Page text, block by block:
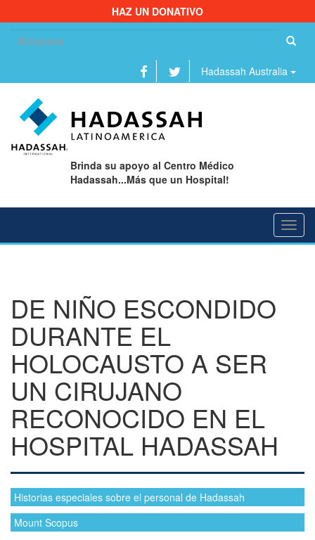
HAZ UN DONATIVO
Hadassah Australia
Brinda su apoyo al Centro Médico
Hadassah...Más que un Hospital!
DE NIÑO ESCONDIDO
DURANTE EL
HOLOCAUSTO A SER
UN CIRUJANO
RECONOCIDO EN EL
HOSPITAL HADASSAH
Historias especiales sobre el personal de Hadassah
Mount Scopus